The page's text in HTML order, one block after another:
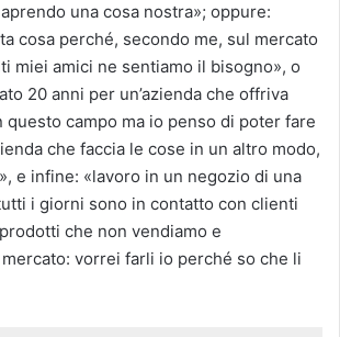
una cosa nostra»; oppure:
cosa perché, secondo me, sul mercato
miei amici ne sentiamo il bisogno», o
20 anni per un’azienda che offriva
campo ma io penso di poter fare
che faccia le cose in un altro modo,
e infine: «lavoro in un negozio di una
i giorni sono in contatto con clienti
che non vendiamo e
vorrei farli io perché so che li